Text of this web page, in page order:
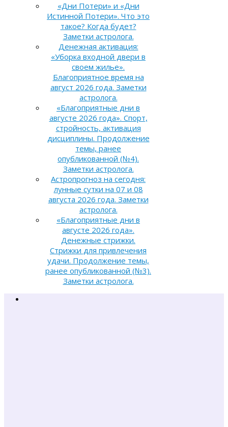
«Дни Потери» и «Дни
Истинной Потери». Что это
такое? Когда будет?
Заметки астролога.
Денежная активация:
«Уборка входной двери в
своем жилье».
Благоприятное время на
август 2026 года. Заметки
астролога.
«Благоприятные дни в
августе 2026 года». Спорт,
стройность, активация
дисциплины. Продолжение
темы, ранее
опубликованной (№4).
Заметки астролога.
Астропрогноз на сегодня:
лунные сутки на 07 и 08
августа 2026 года. Заметки
астролога.
«Благоприятные дни в
августе 2026 года».
Денежные стрижки.
Стрижки для привлечения
удачи. Продолжение темы,
ранее опубликованной (№3).
Заметки астролога.